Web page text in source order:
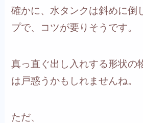
確かに、水タンクは斜めに倒
プで、コツが要りそうです。
真っ直ぐ出し入れする形状の
は戸惑うかもしれませんね。
ただ、